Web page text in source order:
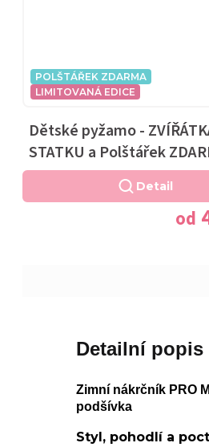
POLŠTÁŘEK ZDARMA
LIMITOVANÁ EDICE
Dětské pyžamo -
STATKU a Polštářek
od
Detail
Detailní
Zimní nákrčník PRO
podšívka
Styl, pohodlí a